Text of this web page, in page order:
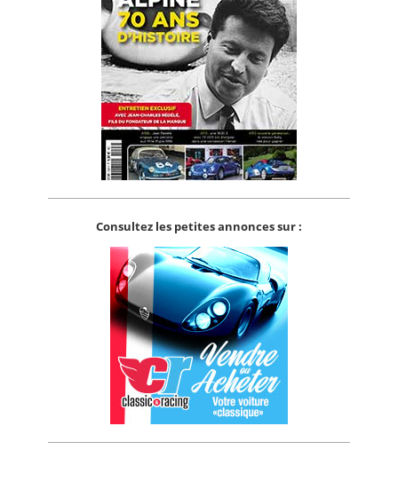
Consultez les petites annonces sur :